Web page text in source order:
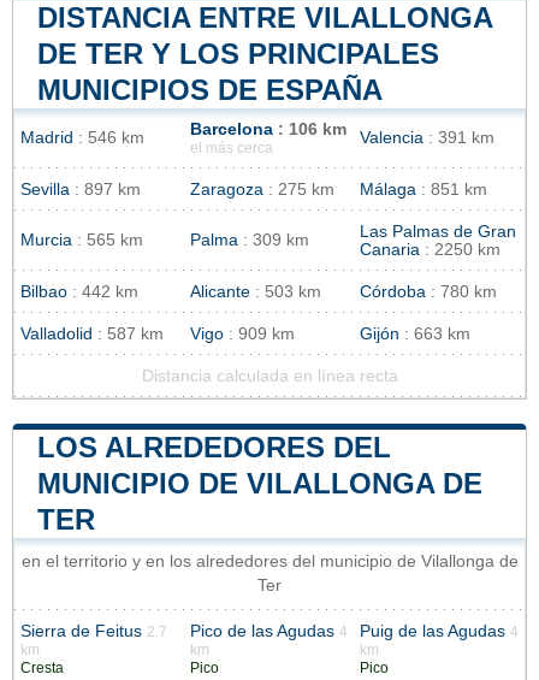
DISTANCIA ENTRE VILALLONGA
DE TER Y LOS PRINCIPALES
MUNICIPIOS DE ESPAÑA
Madrid : 546 km Barcelona : 106 km
el más cerca
Valencia : 391 km
Sevilla : 897 km Zaragoza : 275 km Málaga : 851 km
Murcia : 565 km Palma : 309 km
Las Palmas de Gran
Canaria : 2250 km
Bilbao : 442 km Alicante : 503 km Córdoba : 780 km
Valladolid : 587 km Vigo : 909 km Gijón : 663 km
Distancia calculada en línea recta
LOS ALREDEDORES DEL
MUNICIPIO DE VILALLONGA DE
TER
en el territorio y en los alrededores del municipio de Vilallonga de
Ter
Sierra de Feitus 2.7
km
Cresta
Pico de las Agudas 4
km
Pico
Puig de las Agudas 4
km
Pico